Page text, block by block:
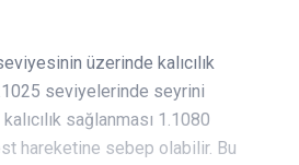
üzerinde kalıcılık
seviyelerinde seyrini
sağlanması 1.1080
hareketine sebep olabilir. Bu